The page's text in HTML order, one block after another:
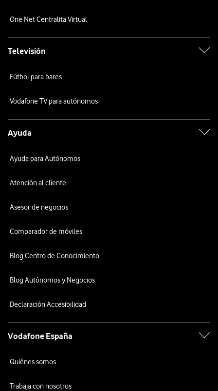
One Net Centralita Virtual
Televisión
Fútbol para bares
Vodafone TV para autónomos
Ayuda
Ayuda para Autónomos
Atención al cliente
Asesor de negocios
Comparador de móviles
Blog Centro de Conocimiento
Blog Autónomos y Negocios
Declaración Accesibilidad
Vodafone España
Quiénes somos
Trabaja con nosotros